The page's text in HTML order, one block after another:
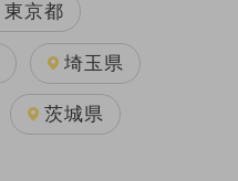
東京都
埼玉県
茨城県